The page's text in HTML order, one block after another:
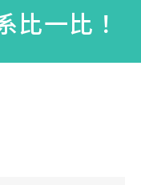
比一比！